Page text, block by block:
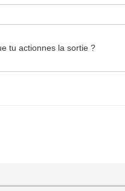
tu actionnes la sortie ?